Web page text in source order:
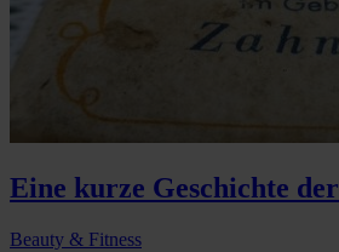
Eine kurze Geschichte
Beauty & Fitness